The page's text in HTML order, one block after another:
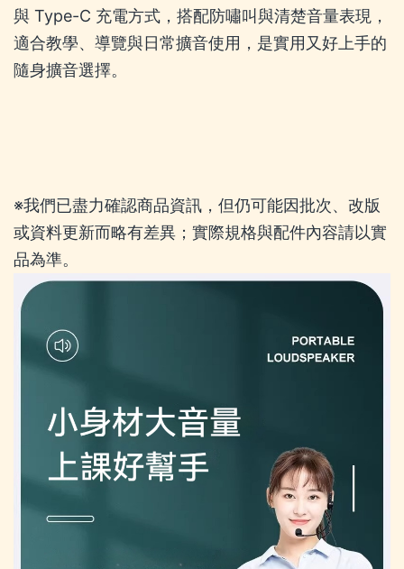
與 Type-C 充電方式，搭配防嘯叫與清楚音量表現，
適合教學、導覽與日常擴音使用，是實用又好上手的
隨身擴音選擇。
※我們已盡力確認商品資訊，但仍可能因批次、改版
或資料更新而略有差異；實際規格與配件內容請以實
品為準。